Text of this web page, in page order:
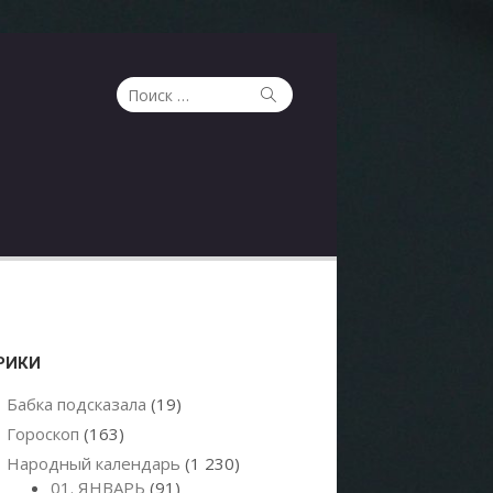
Поиск
по:
Поиск
Бабка подсказала (19)
Гороскоп (163)
Народный календарь (1 230)
01. ЯНВАРЬ (91)